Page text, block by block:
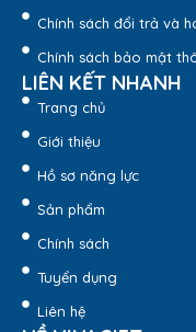
Chính sách đổi trả và
Chính sách bảo mật
LIÊN KẾT NHANH
Trang chủ
Giới thiệu
Hồ sơ năng lực
Sản phẩm
Chính sách
Tuyển dụng
Liên hệ